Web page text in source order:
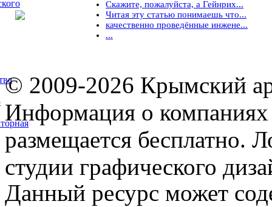
Скажите, пожалуйста, а Гейнрих...
Читая эту статью понимаешь что...
качественно проведённые инжене...
...
© 2009-2026 Крымский
Информация о компаниях
размещается бесплатно.
студии графического
Данный ресурс может